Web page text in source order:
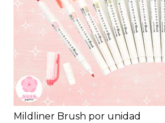
Mildliner Brush por unidad